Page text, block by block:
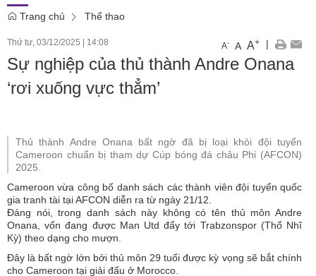
Trang chủ Thể thao
Thứ tư, 03/12/2025 | 14:08 A- A A+ |
Sự nghiệp của thủ thành Andre Onana
‘rơi xuống vực thẳm’
Thủ thành Andre Onana bất ngờ đã bị loại khỏi đội tuyển
Cameroon chuẩn bị tham dự Cúp bóng đá châu Phi (AFCON)
2025.
Cameroon vừa công bố danh sách các thành viên đội tuyển quốc
gia tranh tài tại AFCON diễn ra từ ngày 21/12.
Đáng nói, trong danh sách này không có tên thủ môn Andre
Onana, vốn đang được Man Utd đẩy tới Trabzonspor (Thổ Nhĩ
Kỳ) theo dạng cho mượn.
Đây là bất ngờ lớn bởi thủ môn 29 tuổi được kỳ vọng sẽ bắt chính
cho Cameroon tại giải đấu ở Morocco.